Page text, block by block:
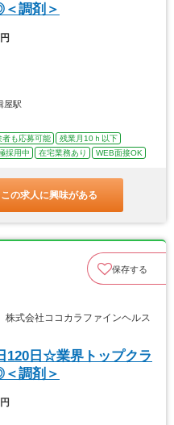
調剤＞
屋駅
者も応募可能
残業月10ｈ以下
採用中 在宅業務あり WEB面接OK
この求人に興味がある
保存する
式会社ココカラファインヘルス
120日☆業界トップクラ
調剤＞